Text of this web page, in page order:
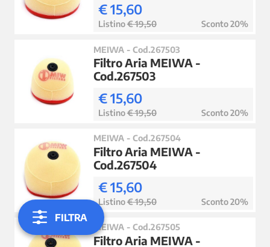
FILTRA
€ 15,60
Listino€ 19,50 Sconto 20%
MEIWA - Cod.267503
Filtro Aria MEIWA -
Cod.267503
€ 15,60
Listino€ 19,50 Sconto 20%
MEIWA - Cod.267504
Filtro Aria MEIWA -
Cod.267504
€ 15,60
Listino€ 19,50 Sconto 20%
MEIWA - Cod.267505
Filtro Aria MEIWA -